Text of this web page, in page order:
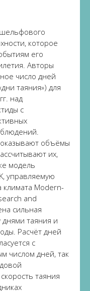
шельфового
которое
его
Авторы
число дней
таяния») для
над
с
объёмы
их,
модель
управляемую
климата Modern-
and
сильная
таяния и
Расчёт дней
с
числом дней, так
таяния